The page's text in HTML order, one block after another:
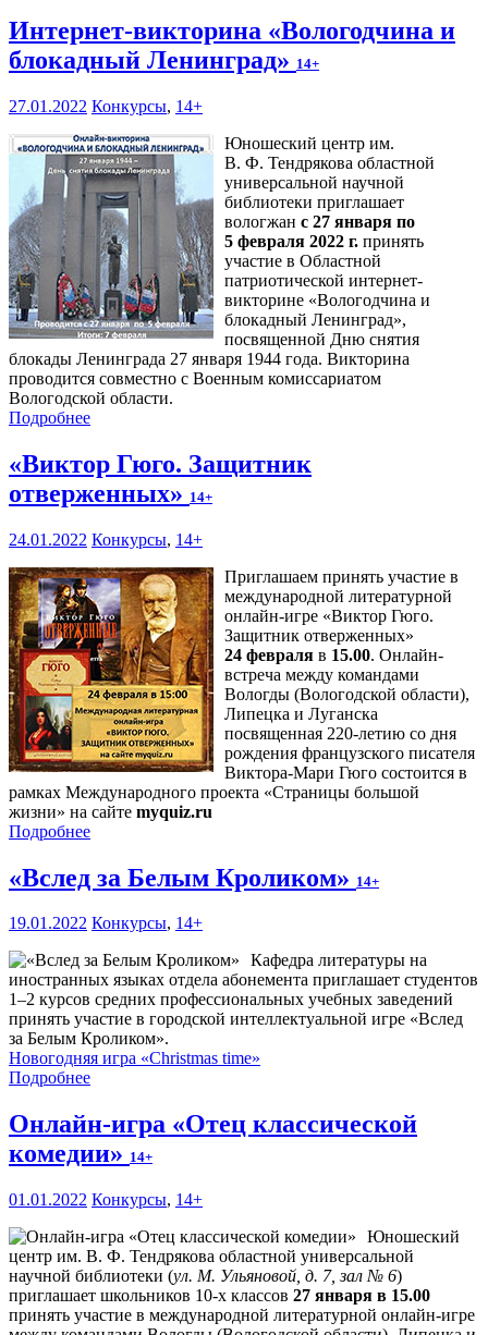
Интернет-викторина «Вологодчина и
блокадный Ленинград» 14+
27.01.2022 Конкурсы, 14+
Юношеский центр им.
В. Ф. Тендрякова областной
универсальной научной
библиотеки приглашает
вологжан с 27 января по
5 февраля 2022 г. принять
участие в Областной
патриотической интернет-
викторине «Вологодчина и
блокадный Ленинград»,
посвященной Дню снятия
блокады Ленинграда 27 января 1944 года. Викторина
проводится совместно с Военным комиссариатом
Вологодской области.
Подробнее
«Виктор Гюго. Защитник
отверженных» 14+
24.01.2022 Конкурсы, 14+
Приглашаем принять участие в
международной литературной
онлайн-игре «Виктор Гюго.
Защитник отверженных»
24 февраля в 15.00. Онлайн-
встреча между командами
Вологды (Вологодской области),
Липецка и Луганска
посвященная 220-летию со дня
рождения французского писателя
Виктора-Мари Гюго состоится в
рамках Международного проекта «Страницы большой
жизни» на сайте myquiz.ru
Подробнее
«Вслед за Белым Кроликом» 14+
19.01.2022 Конкурсы, 14+
Кафедра литературы на
иностранных языках отдела абонемента приглашает студентов
1–2 курсов средних профессиональных учебных заведений
принять участие в городской интеллектуальной игре «Вслед
за Белым Кроликом».
Новогодняя игра «Christmas time»
Подробнее
Онлайн-игра «Отец классической
комедии» 14+
01.01.2022 Конкурсы, 14+
Юношеский
центр им. В. Ф. Тендрякова областной универсальной
научной библиотеки (ул. М. Ульяновой, д. 7, зал № 6)
приглашает школьников 10-х классов 27 января в 15.00
принять участие в международной литературной онлайн-игре